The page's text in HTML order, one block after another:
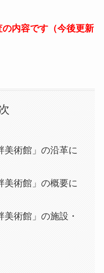
内容です（今後更新
美術館」の沿革に
美術館」の概要に
術館」の施設・